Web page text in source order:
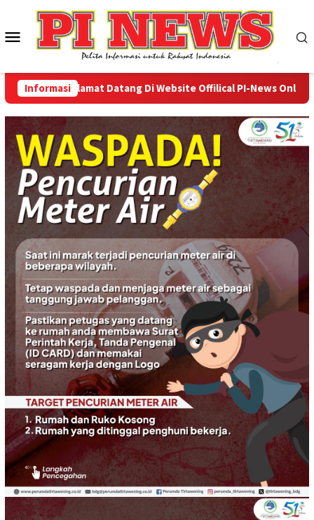
konten
Menu
Mobile
Informasi
Selamat Datang Di Website Offilical PI-News Online -